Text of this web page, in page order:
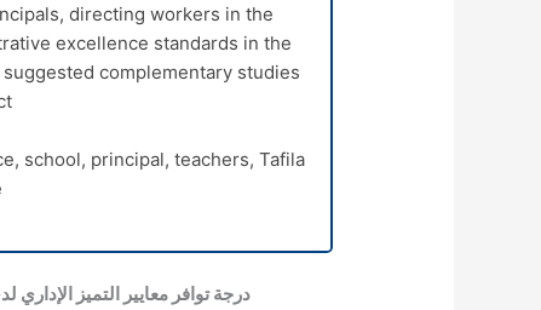
directing workers in the
excellence standards in the
complementary studies
school, principal, teachers, Tafila
درجة توافر معايير التميز